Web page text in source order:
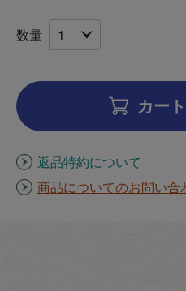
カー
返品特約について
商品についてのお問い合